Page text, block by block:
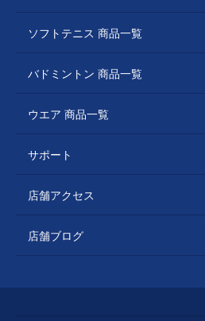
ソフトテニス 商品一覧
バドミントン 商品一覧
ウエア 商品一覧
サポート
店舗アクセス
店舗ブログ